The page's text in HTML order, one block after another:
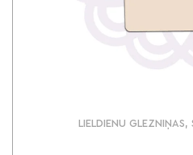
LIELDIENU GLEZNIŅAS,